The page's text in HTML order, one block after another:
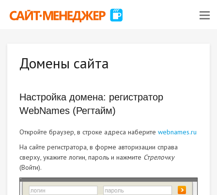
Домены сайта
Настройка домена: регистратор
WebNames (Регтайм)
Откройте браузер, в строке адреса наберите webnames.ru
На сайте регистратора, в форме авторизации справа
сверху, укажите логин, пароль и нажмите Стрелочку
(Войти).